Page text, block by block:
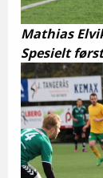
Mathias
Spesielt